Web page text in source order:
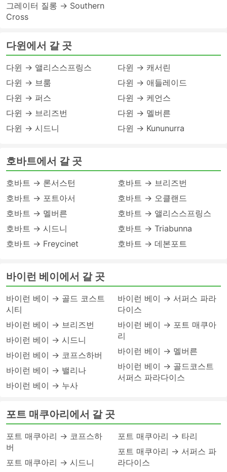
그레이터 질롱 → Southern
Cross
다윈에서 갈 곳
다윈 → 앨리스스프링스
다윈 → 브룸
다윈 → 퍼스
다윈 → 브리즈번
다윈 → 시드니
다윈 → 캐서린
다윈 → 애들레이드
다윈 → 케언스
다윈 → 멜버른
다윈 → Kununurra
호바트에서 갈 곳
호바트 → 론서스턴
호바트 → 포트아서
호바트 → 멜버른
호바트 → 시드니
호바트 → Freycinet
호바트 → 브리즈번
호바트 → 오클랜드
호바트 → 앨리스스프링스
호바트 → Triabunna
호바트 → 데본포트
바이런 베이에서 갈 곳
바이런 베이 → 골드 코스트
시티
바이런 베이 → 브리즈번
바이런 베이 → 시드니
바이런 베이 → 코프스하버
바이런 베이 → 밸리나
바이런 베이 → 누사
바이런 베이 → 서퍼스 파라
다이스
바이런 베이 → 포트 매쿠아
리
바이런 베이 → 멜버른
바이런 베이 → 골드코스트
서퍼스 파라다이스
포트 매쿠아리에서 갈 곳
포트 매쿠아리 → 코프스하
버
포트 매쿠아리 → 시드니
포트 매쿠아리 → 타리
포트 매쿠아리 → 서퍼스 파
라다이스